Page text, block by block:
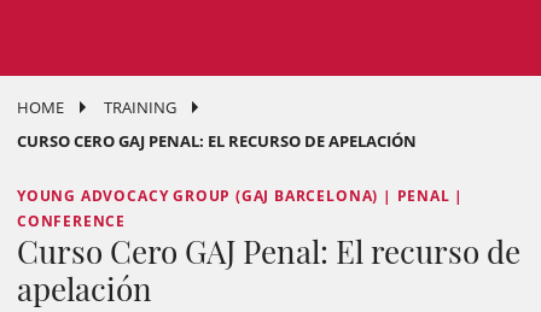
HOME
TRAINING
CURSO CERO GAJ PENAL: EL RECURSO DE APELACIÓN
YOUNG ADVOCACY GROUP (GAJ BARCELONA) | PENAL |
CONFERENCE
Curso Cero GAJ Penal: El recurso de
apelación